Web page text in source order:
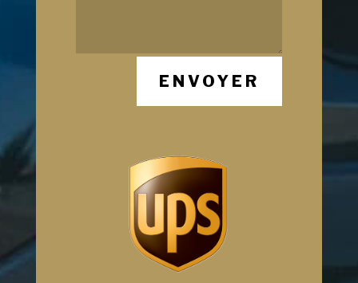
ENVOYER